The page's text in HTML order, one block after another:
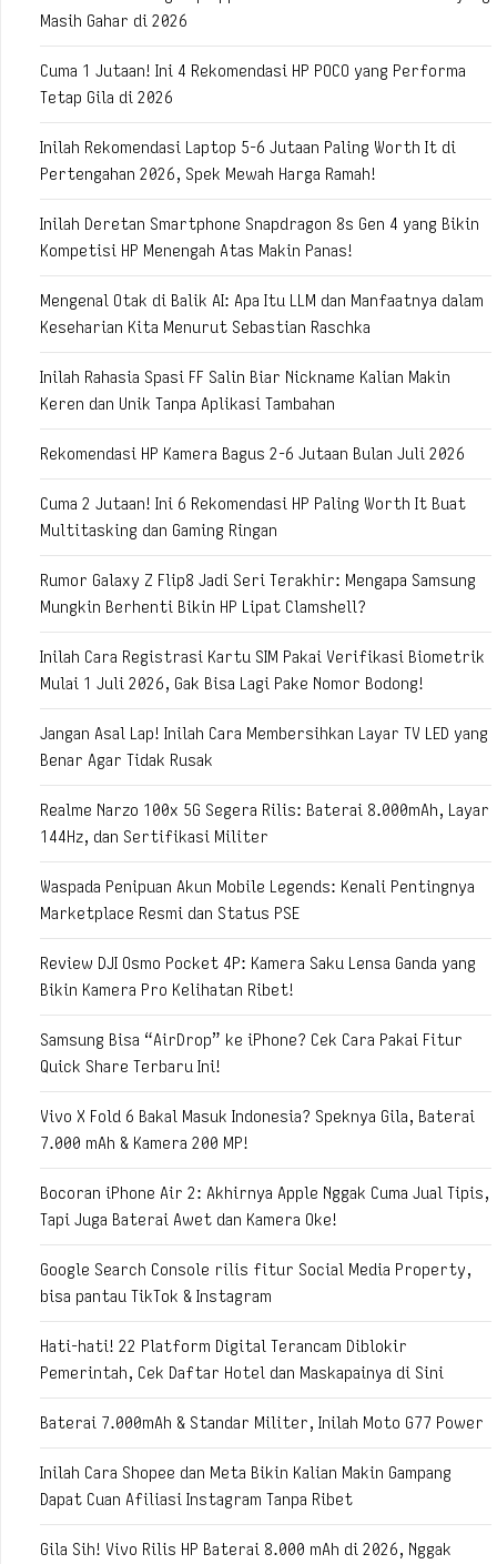
Masih Gahar di 2026
Cuma 1 Jutaan! Ini 4 Rekomendasi HP POCO yang Performa
Tetap Gila di 2026
Inilah Rekomendasi Laptop 5-6 Jutaan Paling Worth It di
Pertengahan 2026, Spek Mewah Harga Ramah!
Inilah Deretan Smartphone Snapdragon 8s Gen 4 yang Bikin
Kompetisi HP Menengah Atas Makin Panas!
Mengenal Otak di Balik AI: Apa Itu LLM dan Manfaatnya dalam
Keseharian Kita Menurut Sebastian Raschka
Inilah Rahasia Spasi FF Salin Biar Nickname Kalian Makin
Keren dan Unik Tanpa Aplikasi Tambahan
Rekomendasi HP Kamera Bagus 2-6 Jutaan Bulan Juli 2026
Cuma 2 Jutaan! Ini 6 Rekomendasi HP Paling Worth It Buat
Multitasking dan Gaming Ringan
Rumor Galaxy Z Flip8 Jadi Seri Terakhir: Mengapa Samsung
Mungkin Berhenti Bikin HP Lipat Clamshell?
Inilah Cara Registrasi Kartu SIM Pakai Verifikasi Biometrik
Mulai 1 Juli 2026, Gak Bisa Lagi Pake Nomor Bodong!
Jangan Asal Lap! Inilah Cara Membersihkan Layar TV LED yang
Benar Agar Tidak Rusak
Realme Narzo 100x 5G Segera Rilis: Baterai 8.000mAh, Layar
144Hz, dan Sertifikasi Militer
Waspada Penipuan Akun Mobile Legends: Kenali Pentingnya
Marketplace Resmi dan Status PSE
Review DJI Osmo Pocket 4P: Kamera Saku Lensa Ganda yang
Bikin Kamera Pro Kelihatan Ribet!
Samsung Bisa “AirDrop” ke iPhone? Cek Cara Pakai Fitur
Quick Share Terbaru Ini!
Vivo X Fold 6 Bakal Masuk Indonesia? Speknya Gila, Baterai
7.000 mAh & Kamera 200 MP!
Bocoran iPhone Air 2: Akhirnya Apple Nggak Cuma Jual Tipis,
Tapi Juga Baterai Awet dan Kamera Oke!
Google Search Console rilis fitur Social Media Property,
bisa pantau TikTok & Instagram
Hati-hati! 22 Platform Digital Terancam Diblokir
Pemerintah, Cek Daftar Hotel dan Maskapainya di Sini
Baterai 7.000mAh & Standar Militer, Inilah Moto G77 Power
Inilah Cara Shopee dan Meta Bikin Kalian Makin Gampang
Dapat Cuan Afiliasi Instagram Tanpa Ribet
Gila Sih! Vivo Rilis HP Baterai 8.000 mAh di 2026, Nggak